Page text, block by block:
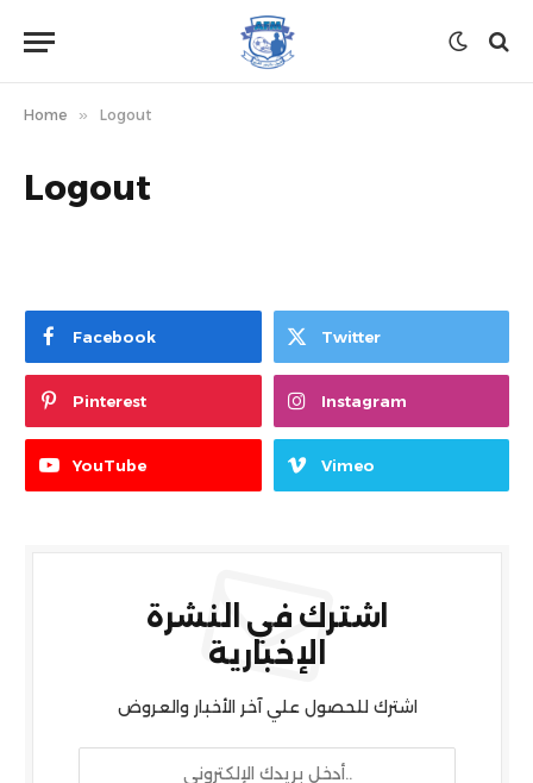
Home » Logout
Logout
Facebook Twitter
Pinterest Instagram
YouTube Vimeo
اشترك في النشرة
الإخبارية
اشترك للحصول علي آخر الأخبار والعروض